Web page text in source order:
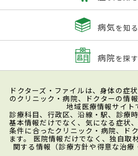
病気を知る
病院を探す
ドクターズ・ファイルは、身体の症
のクリニック・病院、ドクターの情
地域医療情報サイト
診療科目、行政区、沿線・駅、診療
基本情報だけでなく、気になる症状
条件に合ったクリニック・病院、ド
ます。 医院情報だけでなく、独自取
関する情報（診療方針や得意な治療